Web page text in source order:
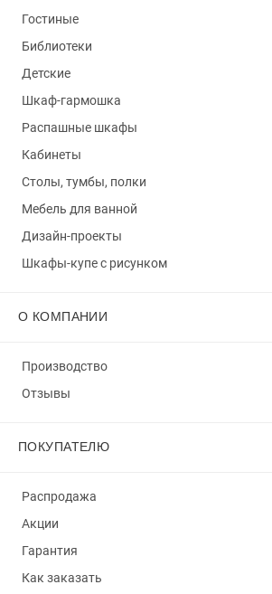
Гостиные
Библиотеки
Детские
Шкаф-гармошка
Распашные шкафы
Кабинеты
Столы, тумбы, полки
Мебель для ванной
Дизайн-проекты
Шкафы-купе с рисунком
О КОМПАНИИ
Производство
Отзывы
ПОКУПАТЕЛЮ
Распродажа
Акции
Гарантия
Как заказать